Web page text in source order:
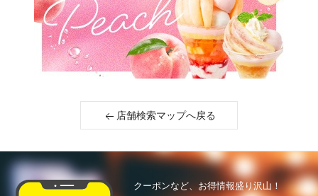
店舗検索マップへ戻る
クーポンなど、お得情報盛り沢山！